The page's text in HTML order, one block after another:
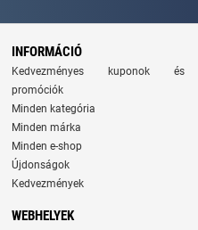
INFORMÁCIÓ
Kedvezményes kuponok és
promóciók
Minden kategória
Minden márka
Minden e-shop
Újdonságok
Kedvezmények
WEBHELYEK